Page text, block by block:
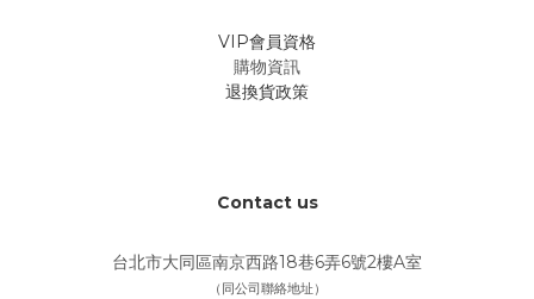
VIP會員資格
購物資訊
退換貨政策
Contact us
台北市大同區南京西路18巷6弄6號2樓A室
（同公司聯絡地址）